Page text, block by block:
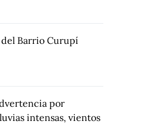
del Barrio Curupí
por
intensas, vientos